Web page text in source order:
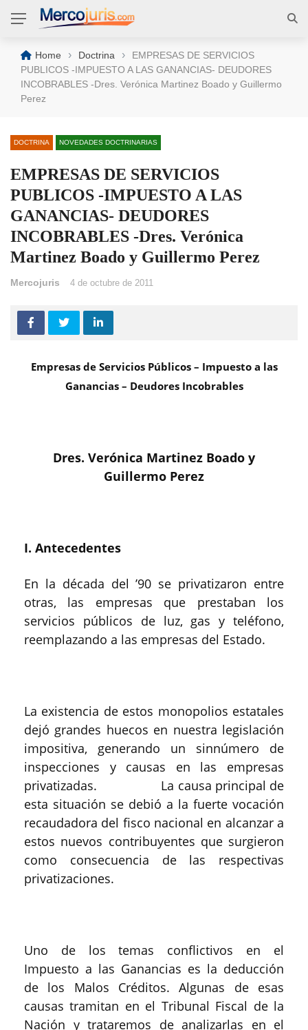
Home › Doctrina ›
EMPRESAS DE SERVICIOS
PUBLICOS -IMPUESTO A LAS GANANCIAS- DEUDORES
INCOBRABLES -Dres. Verónica Martinez Boado y Guillermo
Perez
DOCTRINA NOVEDADES DOCTRINARIAS
EMPRESAS DE SERVICIOS
PUBLICOS -IMPUESTO A LAS
GANANCIAS- DEUDORES
INCOBRABLES -Dres. Verónica
Martinez Boado y Guillermo Perez
Mercojuris 4 de octubre de 2011
Empresas de Servicios Públicos – Impuesto a las
Ganancias – Deudores Incobrables
Dres. Verónica Martinez Boado y
Guillermo Perez
I. Antecedentes
En la década del ’90 se privatizaron entre
otras, las empresas que prestaban los
servicios públicos de luz, gas y teléfono,
reemplazando a las empresas del Estado.
La existencia de estos monopolios estatales
dejó grandes huecos en nuestra legislación
impositiva, generando un sinnúmero de
inspecciones y causas en las empresas
privatizadas. La causa principal de
esta situación se debió a la fuerte vocación
recaudadora del fisco nacional en alcanzar a
estos nuevos contribuyentes que surgieron
como consecuencia de las respectivas
privatizaciones.
Uno de los temas conflictivos en el
Impuesto a las Ganancias es la deducción
de los Malos Créditos. Algunas de esas
causas tramitan en el Tribunal Fiscal de la
Nación y trataremos de analizarlas en el